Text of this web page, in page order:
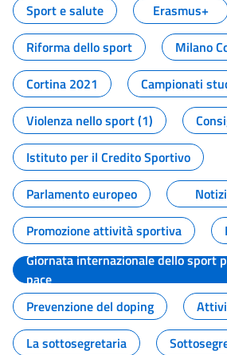
Sport e salute
Erasmus+
Riforma dello sport
Milano
Cortina 2021
Campionati
Violenza nello sport (1)
Istituto per il Credito Sportivo
Parlamento europeo
Promozione attività sportiva
Giornata internazionale dello sport
pace
Prevenzione del doping
La sottosegretaria